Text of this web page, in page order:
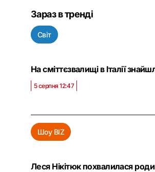
Зараз в тренді
Світ
На сміттєзвалищі в Італії
5 серпня 12:47
Шоу BIZ
Леся Нікітюк похвалилася